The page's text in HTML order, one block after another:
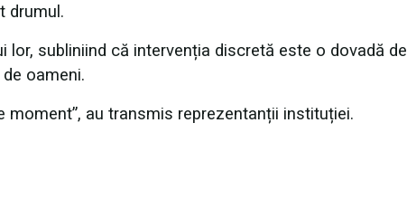
drumul.
lor, subliniind că intervenția discretă este o dovadă de
oameni.
au transmis reprezentanții instituției.